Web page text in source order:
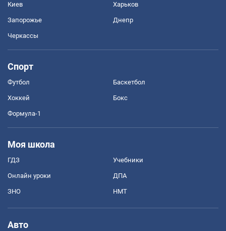
Киев Харьков
Запорожье Днепр
Черкассы
Спорт
Футбол Баскетбол
Хоккей Бокс
Формула-1
Моя школа
ГДЗ Учебники
Онлайн уроки ДПА
ЗНО НМТ
Авто